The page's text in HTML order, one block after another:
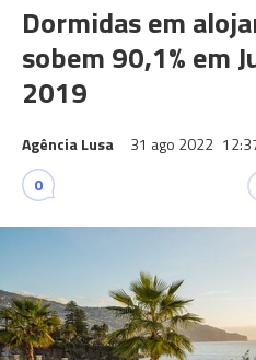
Dormidas em
sobem 90,1% em
2019
Agência Lusa 31 ago 2022
0